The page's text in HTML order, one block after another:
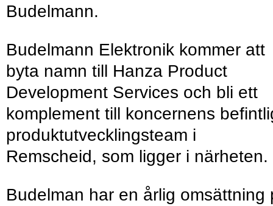
Budelmann.
Budelmann Elektronik kommer att
byta namn till Hanza Product
Development Services och bli ett
komplement till koncernens
produktutvecklingsteam i
Remscheid, som ligger i närheten.
Budelman har en årlig omsättning